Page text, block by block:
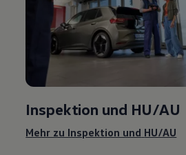
Inspektion und HU/AU
Mehr zu Inspektion und HU/AU